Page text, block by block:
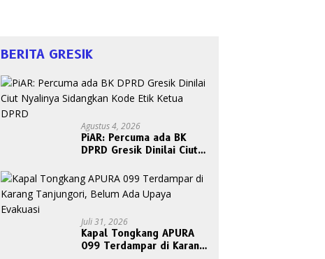
BERITA GRESIK
Agustus 4, 2026
PiAR: Percuma ada BK
DPRD Gresik Dinilai Ciut
Etik Ketua DPRD
Juli 31, 2026
Kapal Tongkang APURA
099 Terdampar di Karang